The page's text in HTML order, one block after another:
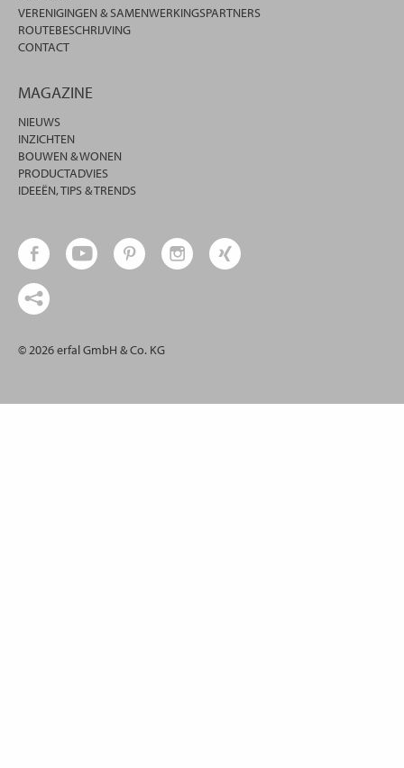
VERENIGINGEN & SAMENWERKINGSPARTNERS
ROUTEBESCHRIJVING
CONTACT
MAGAZINE
NIEUWS
INZICHTEN
BOUWEN & WONEN
PRODUCTADVIES
IDEEËN, TIPS & TRENDS
© 2026 erfal GmbH & Co. KG